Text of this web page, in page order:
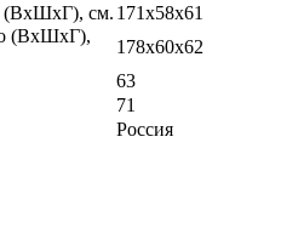
(ВхШхГ), см. 171х58х61
(ВхШхГ),
178х60х62
63
71
Россия